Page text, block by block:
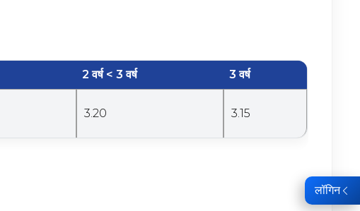
2 वर्ष < 3 वर्ष 3 वर्ष
3.20 3.15
लॉगिन